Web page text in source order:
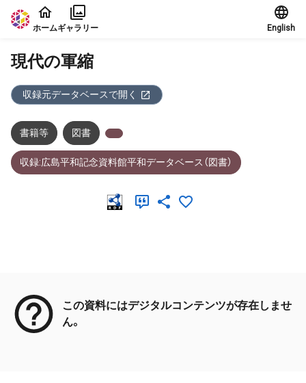
本文に飛ぶ
ホームギャラリー English
現代の軍縮
収録元データベースで開く
書籍等 図書
収録:広島平和記念資料館平和データベース（図書）
この資料にはデジタルコンテンツが存在しませ
ん。